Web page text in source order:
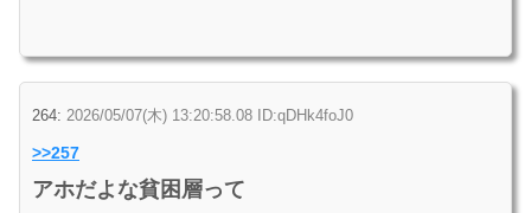
264: 2026/05/07(木) 13:20:58.08 ID:qDHk4foJ0
>>257
アホだよな貧困層って